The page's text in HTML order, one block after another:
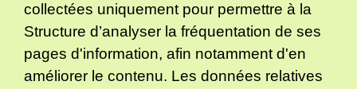
collectées uniquement pour permettre à la
Structure d’analyser la fréquentation de ses
pages d'information, afin notamment d'en
améliorer le contenu. Les données relatives